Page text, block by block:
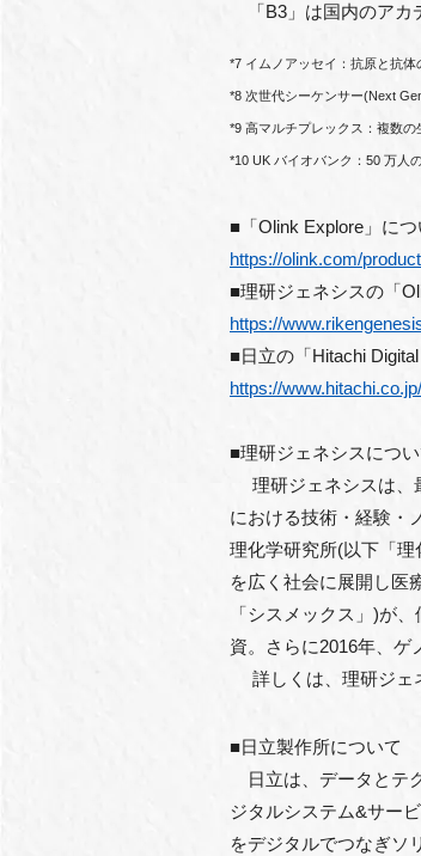
「B3」は国内のアカ
*7 イムノアッセイ：抗原と抗
*8 次世代シーケンサー(Next
*9 ⾼マルチプレックス：複数
*10 UK バイオバンク：50 万⼈
■「Olink Explore」に
https://olink.com/
■理研ジェネシスの「
https://
■⽇⽴の「Hitachi
https://
■理研ジェネシスについ
理研ジェネシスは、
における技術・経験・
理化学研究所(以下「
を広く社会に展開し医
「シスメックス」)が
資。さらに2016年、ゲ
詳しくは、理研ジェ
■⽇⽴製作所について
⽇⽴は、データとテ
ジタルシステム&サー
をデジタルでつなぎソ